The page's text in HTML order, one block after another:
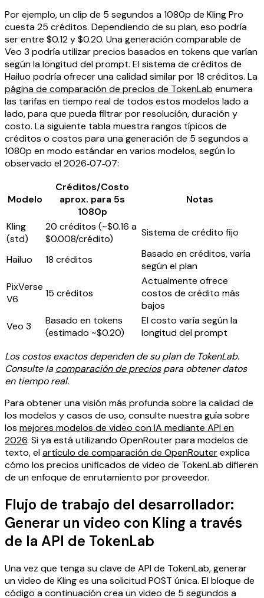
Por ejemplo, un clip de 5 segundos a 1080p de Kling Pro
cuesta 25 créditos. Dependiendo de su plan, eso podría
ser entre $0.12 y $0.20. Una generación comparable de
Veo 3 podría utilizar precios basados en tokens que varían
según la longitud del prompt. El sistema de créditos de
Hailuo podría ofrecer una calidad similar por 18 créditos. La
página de comparación de precios de TokenLab enumera
las tarifas en tiempo real de todos estos modelos lado a
lado, para que pueda filtrar por resolución, duración y
costo. La siguiente tabla muestra rangos típicos de
créditos o costos para una generación de 5 segundos a
1080p en modo estándar en varios modelos, según lo
observado el 2026‑07‑07:
Modelo
Créditos/Costo
aprox. para 5s
1080p
Notas
Kling
(std)
20 créditos (~$0.16 a
$0.008/crédito)
Sistema de crédito fijo
Hailuo 18 créditos
Basado en créditos, varía
según el plan
PixVerse
V6
15 créditos
Actualmente ofrece
costos de crédito más
bajos
Veo 3
Basado en tokens
(estimado ~$0.20)
El costo varía según la
longitud del prompt
Los costos exactos dependen de su plan de TokenLab.
Consulte la comparación de preciospara obtener datos
en tiempo real.
Para obtener una visión más profunda sobre la calidad de
los modelos y casos de uso, consulte nuestra guía sobre
los mejores modelos de video con IA mediante API en
2026. Si ya está utilizando OpenRouter para modelos de
texto, elartículo de comparación de OpenRouterexplica
cómo los precios unificados de video de TokenLab difieren
de un enfoque de enrutamiento por proveedor.
Flujo de trabajo del desarrollador:
Generar un video con Kling a través
de la API de TokenLab
Una vez que tenga su clave de API de TokenLab, generar
un video de Kling es una solicitud POST única. El bloque de
código a continuación crea un video de 5 segundos a